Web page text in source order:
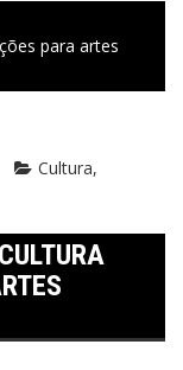
para artes
Cultura